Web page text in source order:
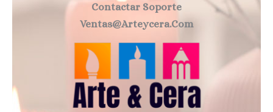
Contactar Soporte
Ventas@arteycera.com